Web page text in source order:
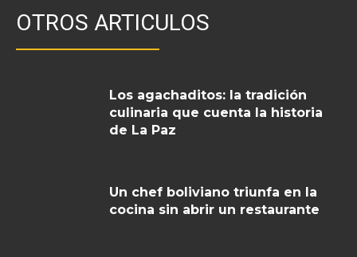
OTROS ARTICULOS
Los agachaditos: la tradición
culinaria que cuenta la historia
de La Paz
Un chef boliviano triunfa en la
cocina sin abrir un restaurante